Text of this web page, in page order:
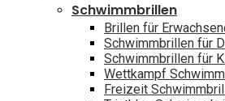
Schwimmbrillen
Brillen für
Schwimmbrillen für
Schwimmbrillen für
Wettkampf
Freizeit